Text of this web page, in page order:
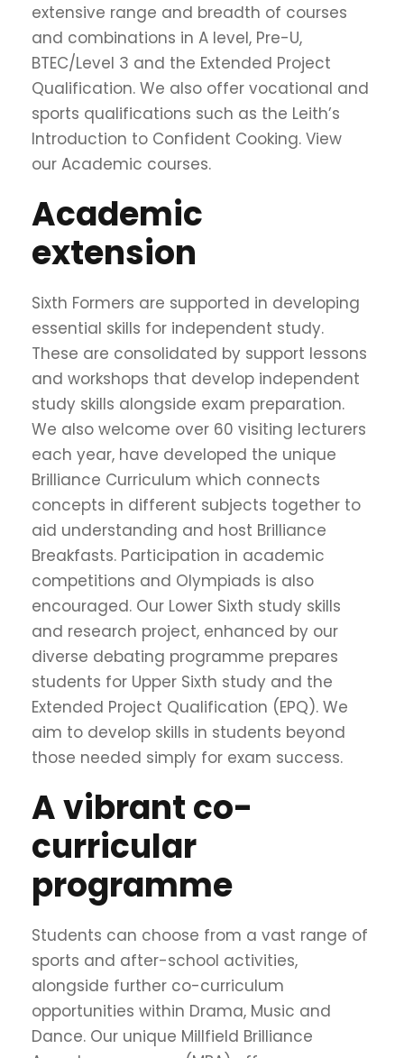
extensive range and breadth of courses
and combinations in A level, Pre-U,
BTEC/Level 3 and the Extended Project
Qualification. We also offer vocational and
sports qualifications such as the Leith’s
Introduction to Confident Cooking. View
our Academic courses.
Academic
extension
Sixth Formers are supported in developing
essential skills for independent study.
These are consolidated by support lessons
and workshops that develop independent
study skills alongside exam preparation.
We also welcome over 60 visiting lecturers
each year, have developed the unique
Brilliance Curriculum which connects
concepts in different subjects together to
aid understanding and host Brilliance
Breakfasts. Participation in academic
competitions and Olympiads is also
encouraged. Our Lower Sixth study skills
and research project, enhanced by our
diverse debating programme prepares
students for Upper Sixth study and the
Extended Project Qualification (EPQ). We
aim to develop skills in students beyond
those needed simply for exam success.
A vibrant co-
curricular
programme
Students can choose from a vast range of
sports and after-school activities,
alongside further co-curriculum
opportunities within Drama, Music and
Dance. Our unique Millfield Brilliance